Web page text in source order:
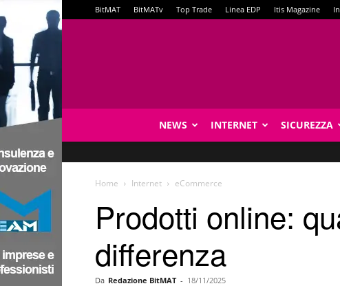
BitMAT BitMATv Top Trade Linea EDP Itis Magazine
NEWS INTERNET SICUREZZA
Home Internet eCommerce
Prodotti online:
differenza
Da Redazione BitMAT - 18/11/2025